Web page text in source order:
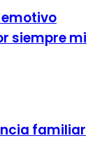
emotivo
siempre mi
familiar